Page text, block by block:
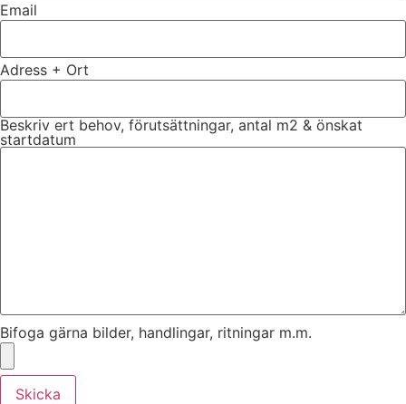
Email
Adress + Ort
Beskriv ert behov, förutsättningar, antal m2 & önskat
startdatum
Bifoga gärna bilder, handlingar, ritningar m.m.
Skicka